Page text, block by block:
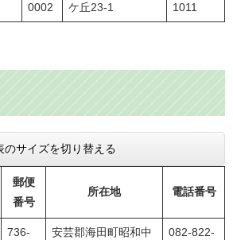
0002
ケ丘23-1
1011
のサイズを切り替える
郵便
番号
所在地 電話番号
736-
安芸郡海田町昭和中
082-822-